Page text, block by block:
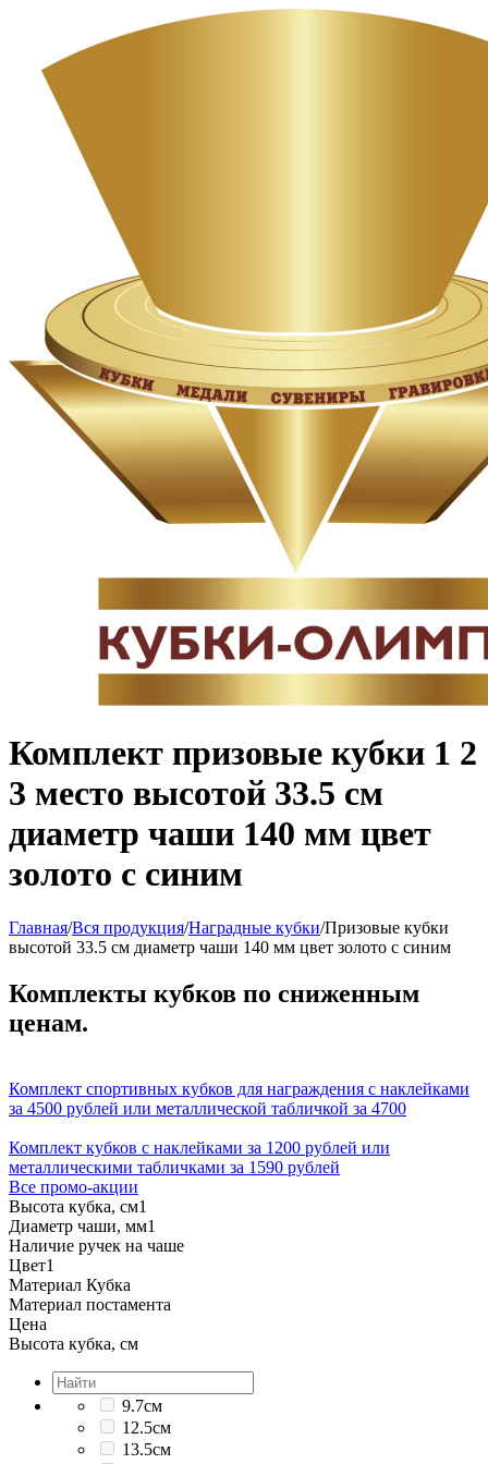
Комплект призовые кубки 1 2
3 место высотой 33.5 см
диаметр чаши 140 мм цвет
золото с синим
Главная/Вся продукция/Наградные кубки/Призовые кубки
высотой 33.5 см диаметр чаши 140 мм цвет золото с синим
Комплекты кубков по сниженным
ценам.
Комплект спортивных кубков для награждения с наклейками
за 4500 рублей или металлической табличкой за 4700
Комплект кубков с наклейками за 1200 рублей или
металлическими табличками за 1590 рублей
Все промо-акции
Высота кубка, см1
Диаметр чаши, мм1
Наличие ручек на чаше
Цвет1
Материал Кубка
Материал постамента
Цена
Высота кубка, см
9.7см
12.5см
13.5см